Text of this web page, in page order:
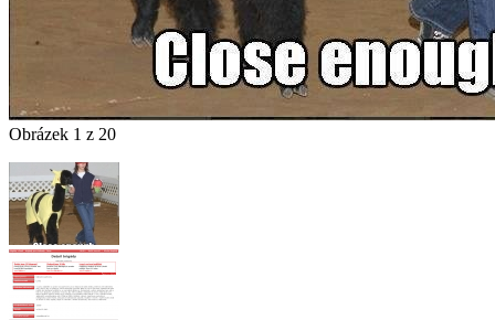
Obrázek 1 z 20